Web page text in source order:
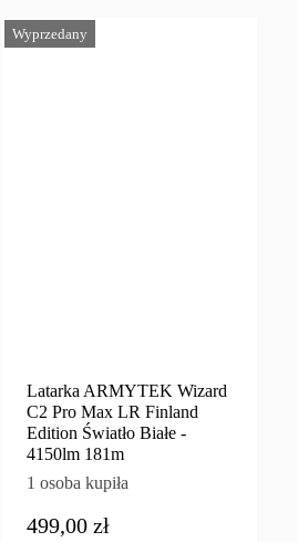
Wyprzedany
Latarka ARMYTEK Wizard
C2 Pro Max LR Finland
Edition Światło Białe -
4150lm 181m
1 osoba kupiła
499,00 zł